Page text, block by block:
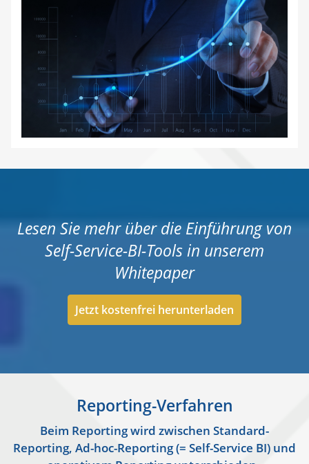
Lesen Sie mehr über die Einführung von
Self-Service-BI-Tools in unserem
Whitepaper
Jetzt kostenfrei herunterladen
Reporting-Verfahren
Beim Reporting wird zwischen Standard-
Reporting, Ad-hoc-Reporting (= Self-Service BI) und